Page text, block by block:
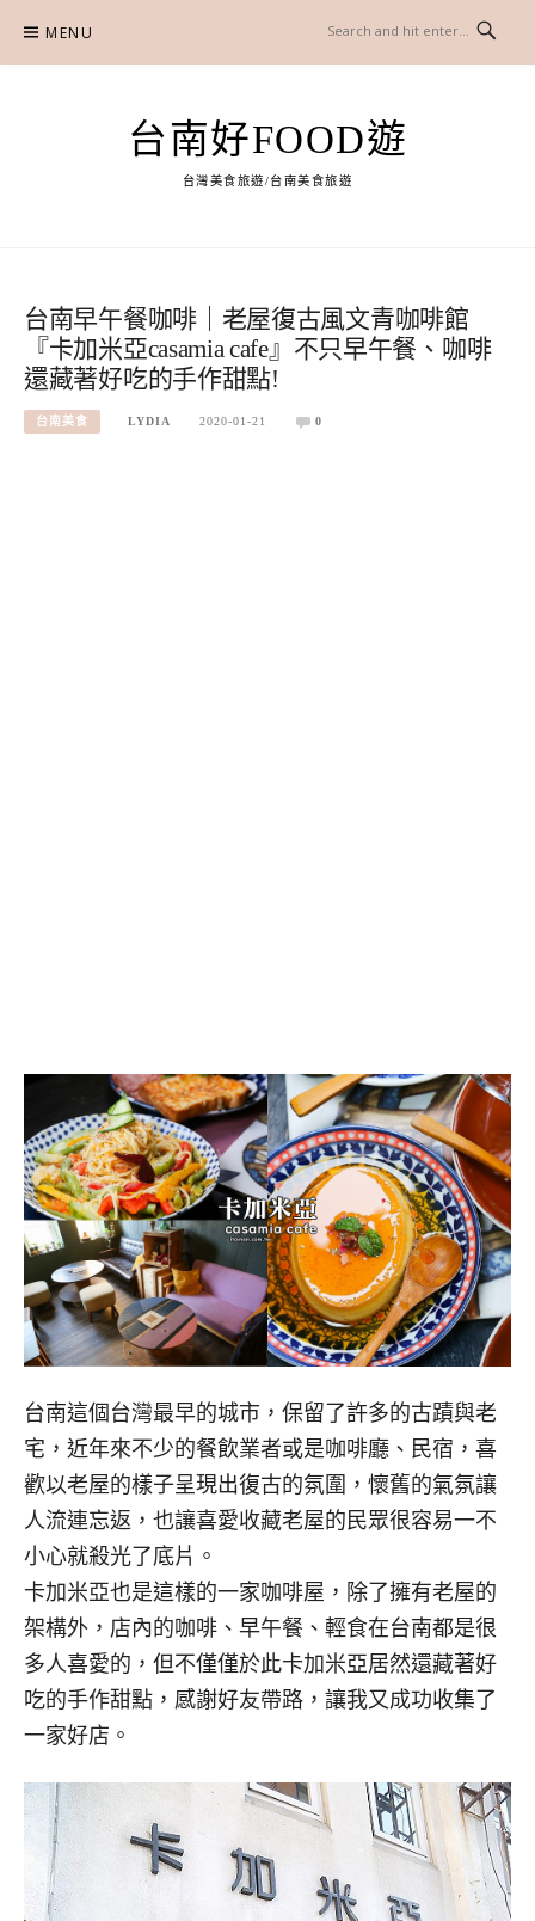
content
MENU
台南好FOOD遊
台灣美食旅遊/台南美食旅遊
台南早午餐咖啡｜老屋復古風文青咖啡館
『卡加米亞casamia cafe』不只早午餐、咖啡
還藏著好吃的手作甜點!
台南美食 LYDIA 2020-01-21 0
台南這個台灣最早的城市，保留了許多的古蹟與老
宅，近年來不少的餐飲業者或是咖啡廳、民宿，喜
歡以老屋的樣子呈現出復古的氛圍，懷舊的氣氛讓
人流連忘返，也讓喜愛收藏老屋的民眾很容易一不
小心就殺光了底片。
卡加米亞也是這樣的一家咖啡屋，除了擁有老屋的
架構外，店內的咖啡、早午餐、輕食在台南都是很
多人喜愛的，但不僅僅於此卡加米亞居然還藏著好
吃的手作甜點，感謝好友帶路，讓我又成功收集了
一家好店。